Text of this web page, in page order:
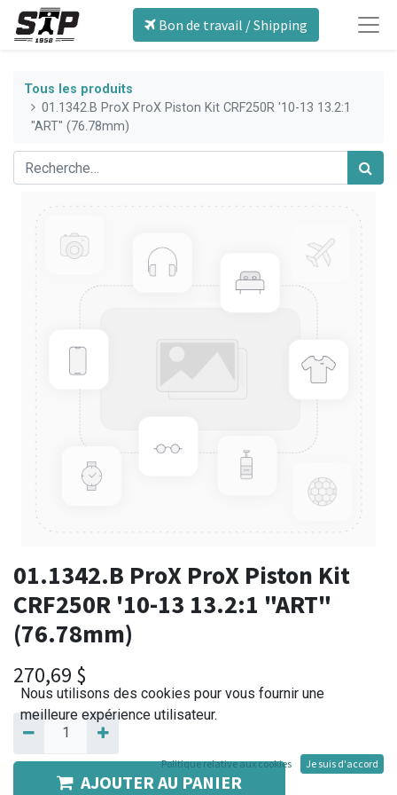
Bon de travail / Shipping
Tous les produits
01.1342.B ProX ProX Piston Kit CRF250R '10-13 13.2:1
"ART" (76.78mm)
01.1342.B ProX ProX Piston Kit
CRF250R '10-13 13.2:1 "ART"
(76.78mm)
270,69 $
AJOUTER AU PANIER
Nous utilisons des cookies pour vous fournir une
meilleure expérience utilisateur.
Politique relative aux cookies Je suis d'accord